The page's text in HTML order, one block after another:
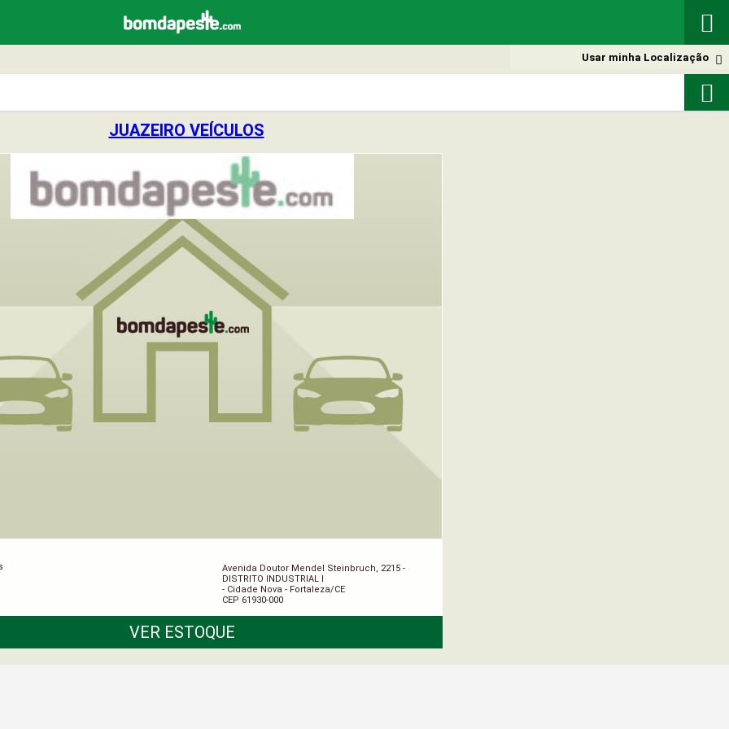


Usar minha Localização

JUAZEIRO VEÍCULOS
Avenida Doutor Mendel Steinbruch, 2215 -
DISTRITO INDUSTRIAL I
- Cidade Nova - Fortaleza/CE
CEP 61930-000
VER ESTOQUE